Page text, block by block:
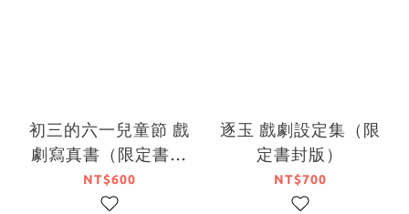
初三的六一兒童節 戲
劇寫真書（限定書封
版）
NT$600
逐玉 戲劇設定集（限
定書封版）
NT$700